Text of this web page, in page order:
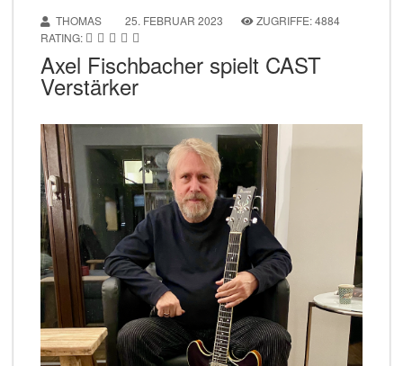
THOMAS 25. FEBRUAR 2023
ZUGRIFFE: 4884
RATING:
Axel Fischbacher spielt CAST
Verstärker